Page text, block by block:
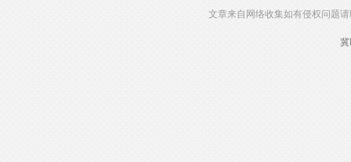
文章来自网络收集如有侵权问题